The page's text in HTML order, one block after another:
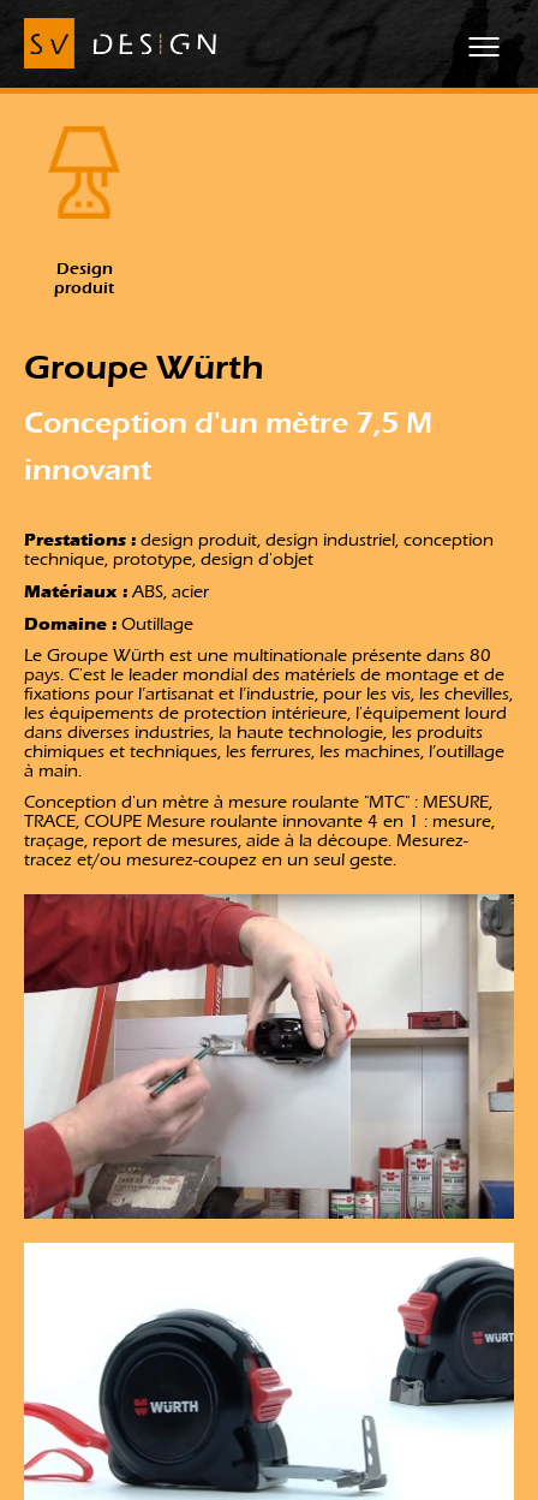
Design
produit
Groupe Würth
Conception d'un mètre 7,5 M
innovant
Prestations : design produit, design industriel, conception
technique, prototype, design d'objet
Matériaux : ABS, acier
Domaine : Outillage
Le Groupe Würth est une multinationale présente dans 80
pays. C'est le leader mondial des matériels de montage et de
fixations pour l’artisanat et l’industrie, pour les vis, les chevilles,
les équipements de protection intérieure, l'équipement lourd
dans diverses industries, la haute technologie, les produits
chimiques et techniques, les ferrures, les machines, l’outillage
à main.
Conception d'un mètre à mesure roulante "MTC" : MESURE,
TRACE, COUPE Mesure roulante innovante 4 en 1 : mesure,
traçage, report de mesures, aide à la découpe. Mesurez-
tracez et/ou mesurez-coupez en un seul geste.